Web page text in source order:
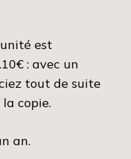
est
: avec un
tout de suite
copie.
an.